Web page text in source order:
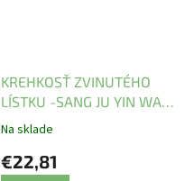
KREHKOSŤ ZVINUTÉHO
LÍSTKU -SANG JU YIN WAN
- TCM Herbs
Na sklade
€22,81